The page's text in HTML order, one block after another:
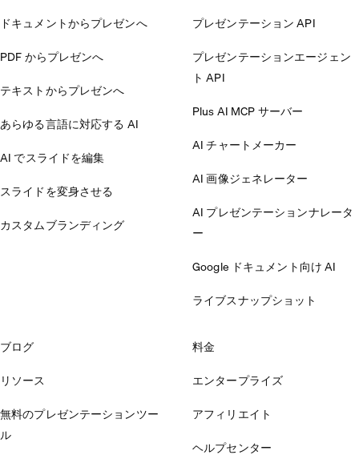
ドキュメントからプレゼンへ
PDF からプレゼンへ
テキストからプレゼンへ
あらゆる言語に対応する AI
AI でスライドを編集
スライドを変身させる
カスタムブランディング
プレゼンテーション API
プレゼンテーションエージェン
ト API
Plus AI MCP サーバー
AI チャートメーカー
AI 画像ジェネレーター
AI プレゼンテーションナレータ
ー
Google ドキュメント向け AI
ライブスナップショット
ブログ
リソース
無料のプレゼンテーションツー
ル
料金
エンタープライズ
アフィリエイト
ヘルプセンター